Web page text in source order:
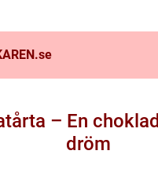
se
– En
dröm